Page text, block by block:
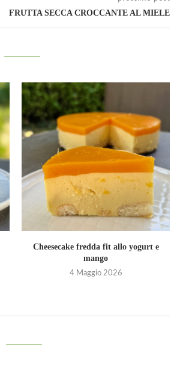
FRUTTA SECCA CROCCANTE AL MIELE
Cheesecake fredda fit allo yogurt e
mango
4 Maggio 2026